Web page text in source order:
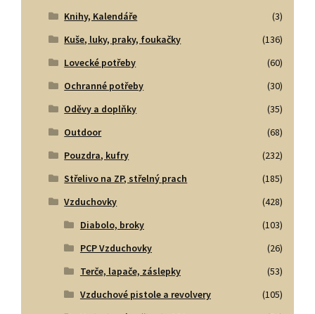
Knihy, Kalendáře
(3)
Kuše, luky, praky, foukačky
(136)
Lovecké potřeby
(60)
Ochranné potřeby
(30)
Oděvy a doplňky
(35)
Outdoor
(68)
Pouzdra, kufry
(232)
Střelivo na ZP, střelný prach
(185)
Vzduchovky
(428)
Diabolo, broky
(103)
PCP Vzduchovky
(26)
Terče, lapače, záslepky
(53)
Vzduchové pistole a revolvery
(105)